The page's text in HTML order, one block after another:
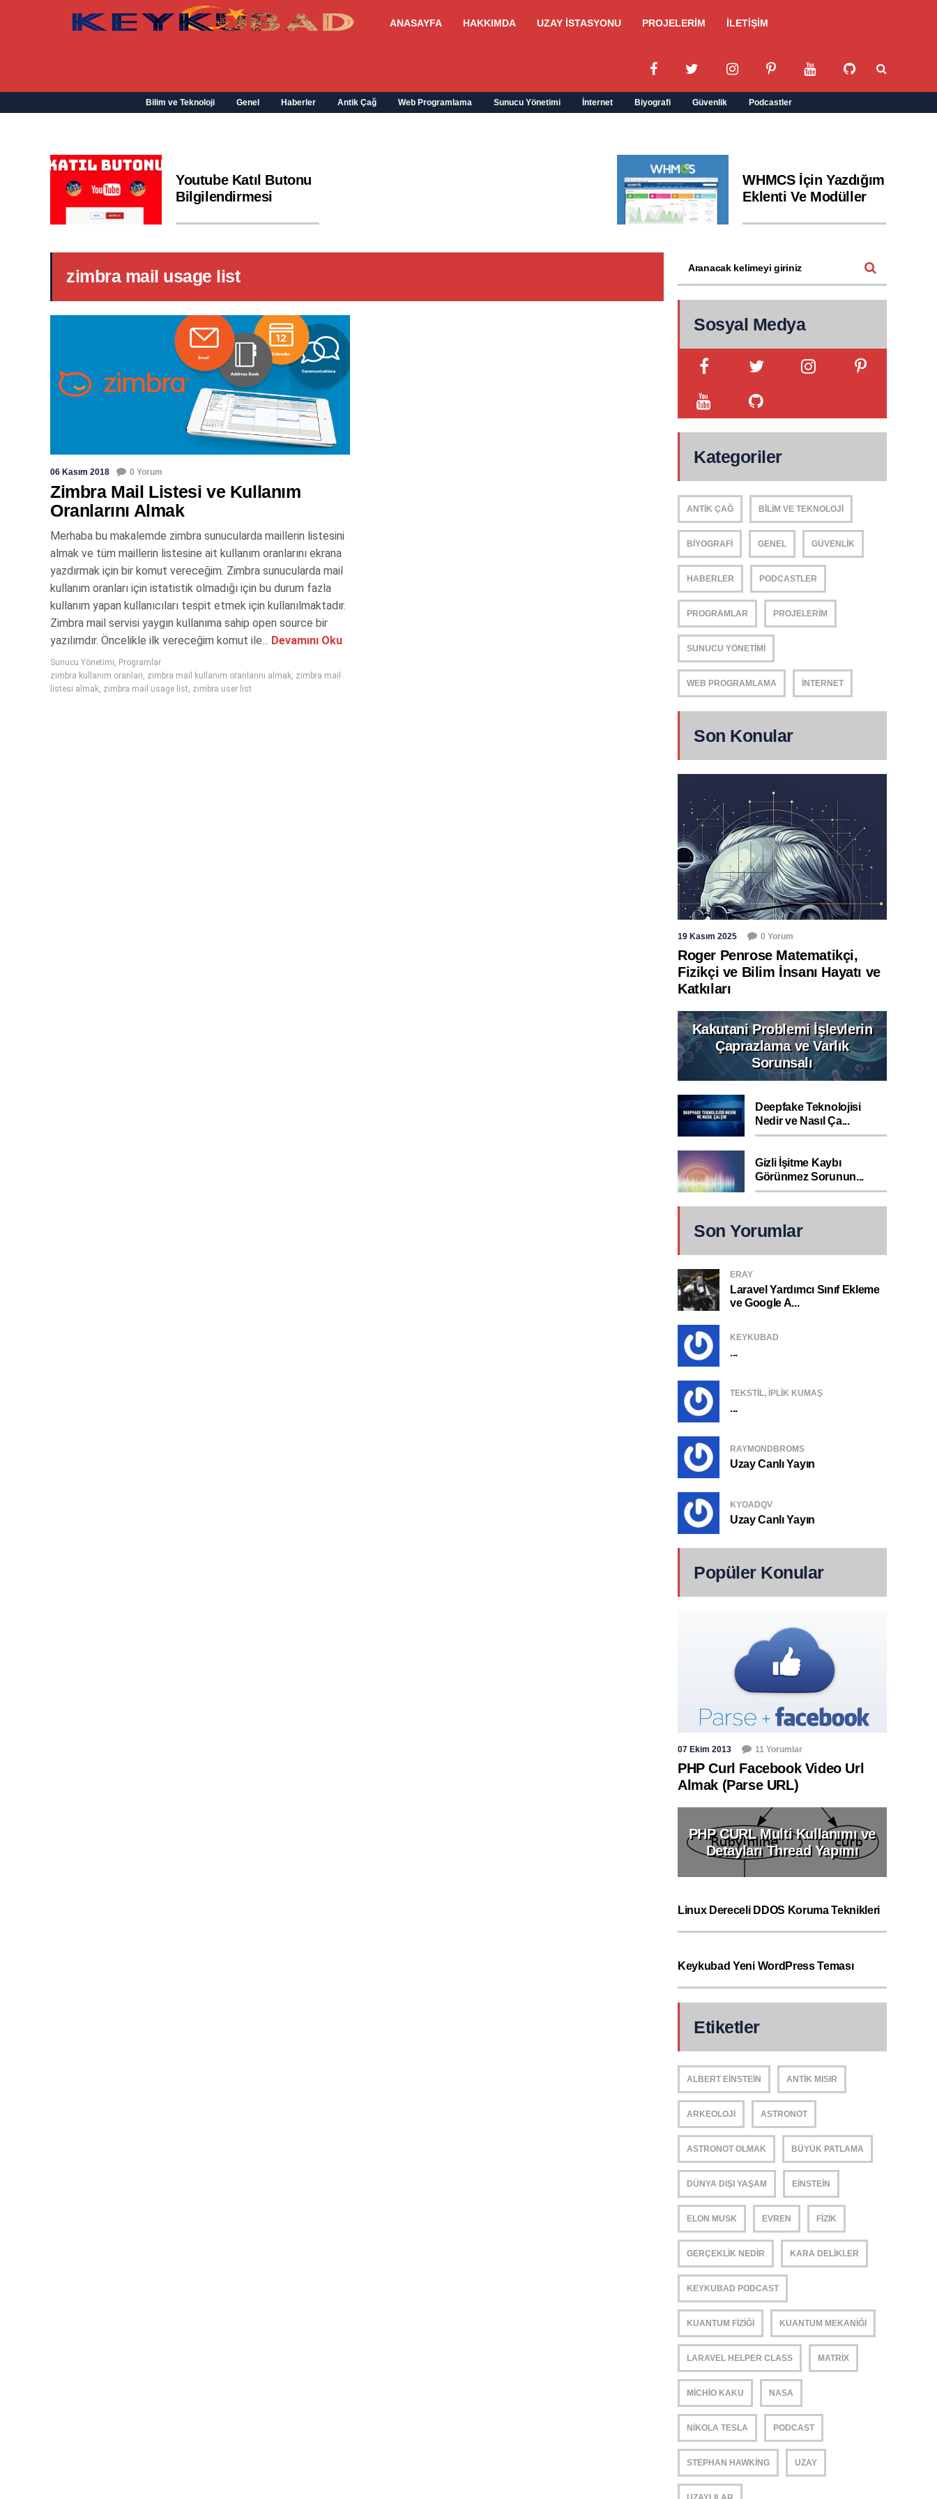
ANASAYFA HAKKIMDA UZAY İSTASYONU PROJELERİM İLETİŞİM
Bilim ve Teknoloji Genel Haberler Antik Çağ Web Programlama Sunucu Yönetimi İnternet Biyografi Güvenlik Podcastler
Youtube Katıl Butonu
Bilgilendirmesi
WHMCS İçin Yazdığım
Eklenti Ve Modüller
zimbra mail usage list
06 Kasım 2018 0 Yorum
Zimbra Mail Listesi ve Kullanım
Oranlarını Almak
Merhaba bu makalemde zimbra sunucularda maillerin listesini
almak ve tüm maillerin listesine ait kullanım oranlarını ekrana
yazdırmak için bir komut vereceğim. Zimbra sunucularda mail
kullanım oranları için istatistik olmadığı için bu durum fazla
kullanım yapan kullanıcıları tespit etmek için kullanılmaktadır.
Zimbra mail servisi yaygın kullanıma sahip open source bir
yazılımdır. Öncelikle ilk vereceğim komut ile... Devamını Oku
Sunucu Yönetimi, Programlar
zimbra kullanım oranları, zimbra mail kullanım oranlarını almak, zimbra mail
listesi almak, zimbra mail usage list, zimbra user list
Sosyal Medya
Kategoriler
ANTIK ÇAĞ BILIM VE TEKNOLOJI
BIYOGRAFI GENEL GÜVENLIK
HABERLER PODCASTLER
PROGRAMLAR PROJELERIM
SUNUCU YÖNETIMI
WEB PROGRAMLAMA İNTERNET
Son Konular
19 Kasım 2025 0 Yorum
Roger Penrose Matematikçi,
Fizikçi ve Bilim İnsanı Hayatı ve
Katkıları
Kakutani Problemi İşlevlerin
Çaprazlama ve Varlık
Sorunsalı
Deepfake Teknolojisi
Nedir ve Nasıl Ça...
Gizli İşitme Kaybı
Görünmez Sorunun...
Son Yorumlar
ERAY
Laravel Yardımcı Sınıf Ekleme
ve Google A...
KEYKUBAD
...
TEKSTIL, IPLIK KUMAŞ
...
RAYMONDBROMS
Uzay Canlı Yayın
KYOADQV
Uzay Canlı Yayın
Popüler Konular
07 Ekim 2013 11 Yorumlar
PHP Curl Facebook Video Url
Almak (Parse URL)
PHP CURL Multi Kullanımı ve
Detayları Thread Yapımı
Linux Dereceli DDOS Koruma Teknikleri
Keykubad Yeni WordPress Teması
Etiketler
ALBERT EINSTEIN ANTIK MISIR
ARKEOLOJI ASTRONOT
ASTRONOT OLMAK BÜYÜK PATLAMA
DÜNYA DIŞI YAŞAM EINSTEIN
ELON MUSK EVREN FIZIK
GERÇEKLIK NEDIR KARA DELIKLER
KEYKUBAD PODCAST
KUANTUM FIZIĞI KUANTUM MEKANIĞI
LARAVEL HELPER CLASS MATRIX
MICHIO KAKU NASA
NIKOLA TESLA PODCAST
STEPHAN HAWKING UZAY